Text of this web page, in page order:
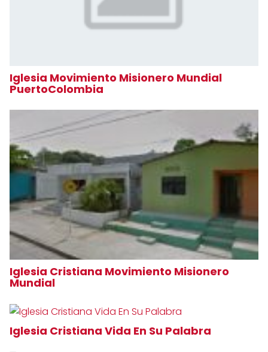
Iglesia Movimiento Misionero Mundial
PuertoColombia
Iglesia Cristiana Movimiento Misionero
Mundial
Iglesia Cristiana Vida En Su Palabra